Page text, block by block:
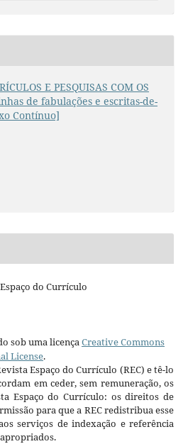
E PESQUISAS COM OS
de fabulações e escritas-de-
Contínuo]
do Currículo
sob uma licençaCreative Commons
License.
Espaço do Currículo (REC) e tê-lo
em ceder, sem remuneração, os
Espaço do Currículo: os direitos de
para que a REC redistribua esse
serviços de indexação e referência